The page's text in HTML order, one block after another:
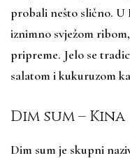
probali nešto slično. U
iznimno svježom
pripreme. Jelo se
salatom i kukuruzom
Dim sum – Kina
Dim sum je skupni